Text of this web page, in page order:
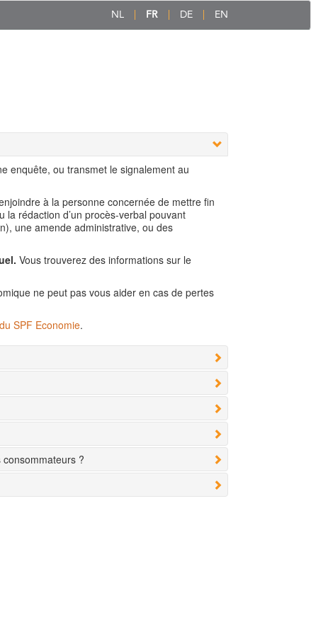
NL FR DE EN
enquête, ou transmet le signalement au
à la personne concernée de mettre fin
rédaction d’un procès-verbal pouvant
une amende administrative, ou des
Vous trouverez des informations sur le
ne peut pas vous aider en cas de pertes
SPF Economie.
?